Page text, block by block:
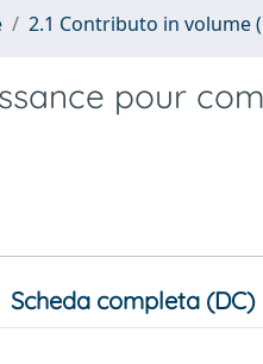
2.1 Contributo in volume
pour
Scheda completa (DC)